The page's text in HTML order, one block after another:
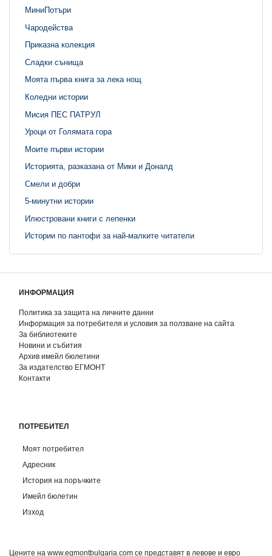
МиниПотъри
Чародейства
Приказна колекция
Сладки сънища
Моята първа книга за лека нощ
Коледни истории
Мисия ПЕС ПАТРУЛ
Уроци от Голямата гора
Моите първи истории
Историята, разказана от Мики и Доналд
Смели и добри
5-минутни истории
Илюстровани книги с лепенки
Истории по пантофи за най-малките читатели
ИНФОРМАЦИЯ
Политика за защита на личните данни
Информация за потребителя и условия за ползване на сайта
За библиотеките
Новини и събития
Архив имейл бюлетини
За издателство ЕГМОНТ
Контакти
ПОТРЕБИТЕЛ
Моят потребител
Адресник
История на поръчките
Имейл бюлетин
Изход
Цените на www.egmontbulgaria.com се представят в левове и евро